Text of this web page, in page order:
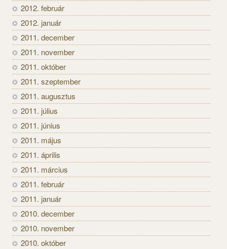
2012. február
2012. január
2011. december
2011. november
2011. október
2011. szeptember
2011. augusztus
2011. július
2011. június
2011. május
2011. április
2011. március
2011. február
2011. január
2010. december
2010. november
2010. október